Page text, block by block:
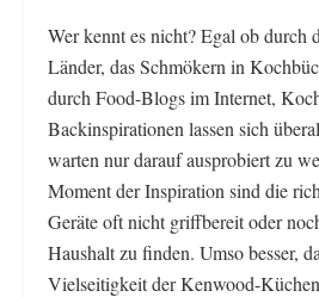
Wer kennt es nicht? Egal ob durch
Länder, das Schmökern in
durch Food-Blogs im Internet,
Backinspirationen lassen sich
warten nur darauf ausprobiert zu
Moment der Inspiration sind die
Geräte oft nicht griffbereit oder
Haushalt zu finden. Umso besser,
Vielseitigkeit der Kenwood-